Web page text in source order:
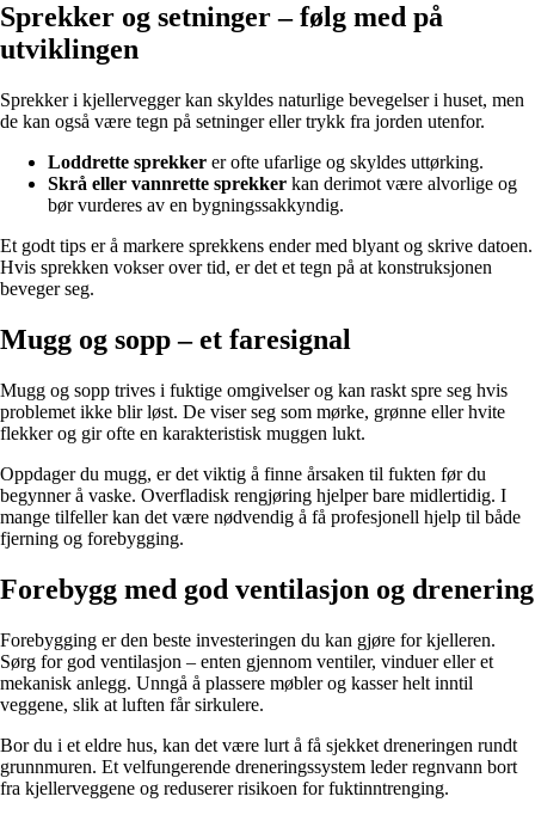
Sprekker og setninger – følg med på
utviklingen
Sprekker i kjellervegger kan skyldes naturlige bevegelser i huset, men
de kan også være tegn på setninger eller trykk fra jorden utenfor.
Loddrette sprekker er ofte ufarlige og skyldes uttørking.
Skrå eller vannrette sprekker kan derimot være alvorlige og
bør vurderes av en bygningssakkyndig.
Et godt tips er å markere sprekkens ender med blyant og skrive datoen.
Hvis sprekken vokser over tid, er det et tegn på at konstruksjonen
beveger seg.
Mugg og sopp – et faresignal
Mugg og sopp trives i fuktige omgivelser og kan raskt spre seg hvis
problemet ikke blir løst. De viser seg som mørke, grønne eller hvite
flekker og gir ofte en karakteristisk muggen lukt.
Oppdager du mugg, er det viktig å finne årsaken til fukten før du
begynner å vaske. Overfladisk rengjøring hjelper bare midlertidig. I
mange tilfeller kan det være nødvendig å få profesjonell hjelp til både
fjerning og forebygging.
Forebygg med god ventilasjon og drenering
Forebygging er den beste investeringen du kan gjøre for kjelleren.
Sørg for god ventilasjon – enten gjennom ventiler, vinduer eller et
mekanisk anlegg. Unngå å plassere møbler og kasser helt inntil
veggene, slik at luften får sirkulere.
Bor du i et eldre hus, kan det være lurt å få sjekket dreneringen rundt
grunnmuren. Et velfungerende dreneringssystem leder regnvann bort
fra kjellerveggene og reduserer risikoen for fuktinntrenging.